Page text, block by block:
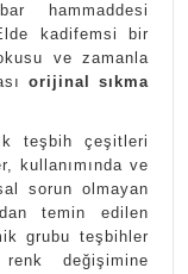
hammaddesi
kadifemsi bir
ve zamanla
orijinal sıkma
teşbih çeşitleri
kullanımında ve
sorun olmayan
temin edilen
grubu teşbihler
değişimine